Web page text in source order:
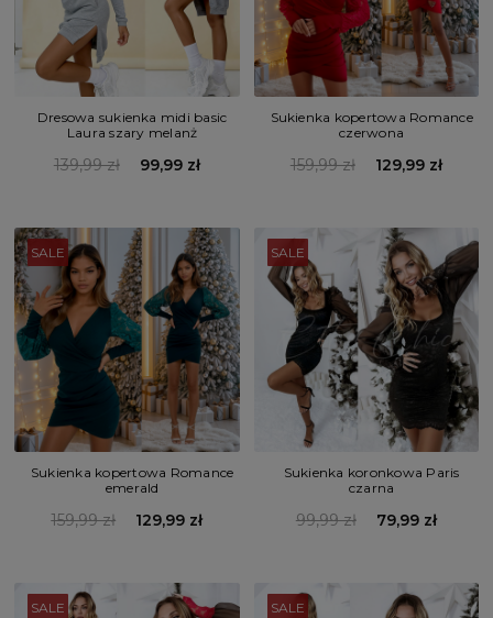
Dresowa sukienka midi basic
Laura szary melanż
139,99 zł 99,99 zł
Sukienka kopertowa Romance
czerwona
159,99 zł 129,99 zł
SALE
Sukienka kopertowa Romance
emerald
159,99 zł 129,99 zł
SALE
Sukienka koronkowa Paris
czarna
99,99 zł 79,99 zł
SALE SALE